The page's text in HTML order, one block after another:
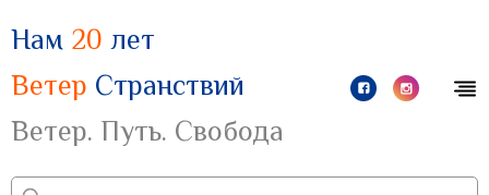
Нам 20 лет
Ветер Странствий
Ветер. Путь. Свобода